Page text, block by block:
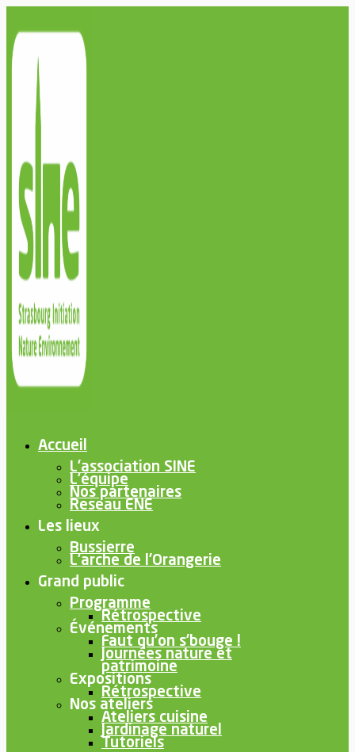
Accueil
L’association SINE
L’équipe
Nos partenaires
Reseau ENE
Les lieux
Bussierre
L’arche de l’Orangerie
Grand public
Programme
Rétrospective
Événements
Faut qu’on s’bouge !
Journées nature et
patrimoine
Expositions
Rétrospective
Nos ateliers
Ateliers cuisine
Jardinage naturel
Tutoriels